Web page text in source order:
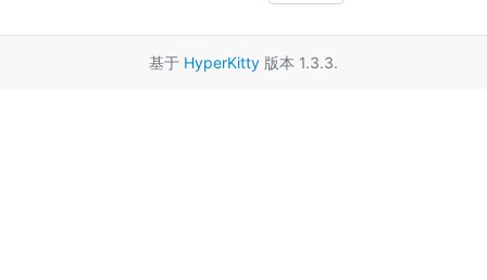
基于 HyperKitty 版本 1.3.3.